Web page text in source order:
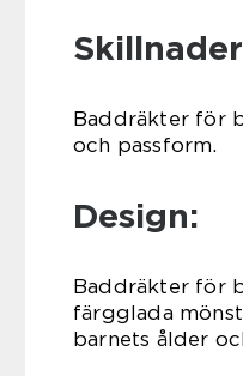
Baddräkter för
och passform.
Design:
Baddräkter för
färgglada
barnets ålder